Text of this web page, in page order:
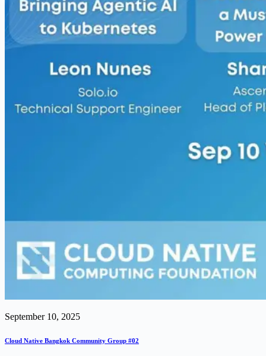
September 10, 2025
Cloud Native Bangkok Community Group #02